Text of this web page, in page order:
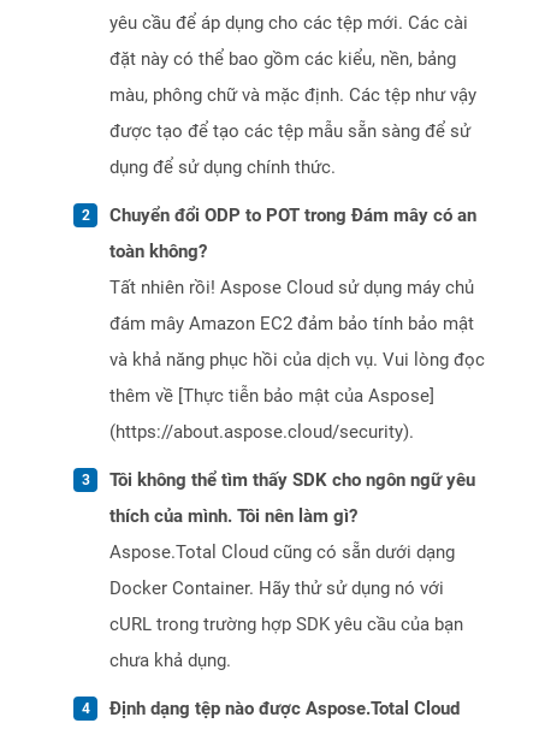
yêu cầu để áp dụng cho các tệp mới. Các cài
đặt này có thể bao gồm các kiểu, nền, bảng
màu, phông chữ và mặc định. Các tệp như vậy
được tạo để tạo các tệp mẫu sẵn sàng để sử
dụng để sử dụng chính thức.
Chuyển đổi ODP to POT trong Đám mây có an
toàn không?
Tất nhiên rồi! Aspose Cloud sử dụng máy chủ
đám mây Amazon EC2 đảm bảo tính bảo mật
và khả năng phục hồi của dịch vụ. Vui lòng đọc
thêm về [Thực tiễn bảo mật của Aspose]
(https://about.aspose.cloud/security).
Tôi không thể tìm thấy SDK cho ngôn ngữ yêu
thích của mình. Tôi nên làm gì?
Aspose.Total Cloud cũng có sẵn dưới dạng
Docker Container. Hãy thử sử dụng nó với
cURL trong trường hợp SDK yêu cầu của bạn
chưa khả dụng.
Định dạng tệp nào được Aspose.Total Cloud